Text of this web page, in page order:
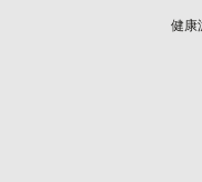
健康